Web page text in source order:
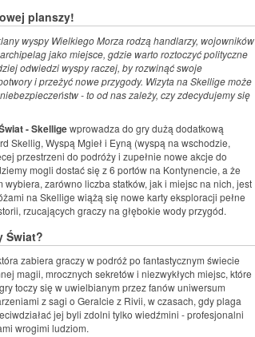
planszy!
wyspy Wielkiego Morza rodzą handlarzy, wojowników
jako miejsce, gdzie warto roztoczyć polityczne
odwiedzi wyspy raczej, by rozwinąć swoje
i przeżyć nowe przygody. Wizyta na Skellige może
- to od nas zależy, czy zdecydujemy się
- Skelligewprowadza do gry dużą dodatkową
Skellig, Wyspą Mgieł i Eyną (wyspą na wschodzie,
przestrzeni do podróży i zupełnie nowe akcje do
mogli dostać się z 6 portów na Kontynencie, a że
zarówno liczba statków, jak i miejsc na nich, jest
na Skellige wiążą się nowe karty eksploracji pełne
rzucających graczy na głębokie wody przygód.
Świat?
zabiera graczy w podróż po fantastycznym świecie
magii, mrocznych sekretów i niezwykłych miejsc, które
toczy się w uwielbianym przez fanów uniwersum
z sagi o Geralcie z Rivii, w czasach, gdy plaga
jej byli zdolni tylko wiedźmini - profesjonalni
wrogimi ludziom.